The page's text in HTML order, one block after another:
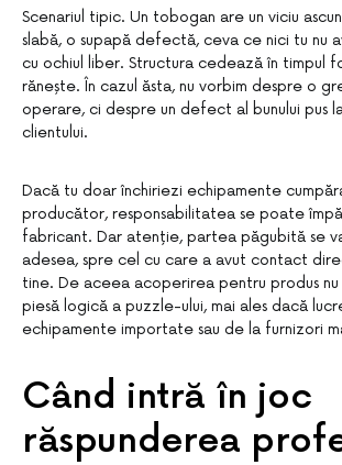
Scenariul tipic. Un tobogan are un viciu
slabă, o supapă defectă, ceva ce nici tu nu
cu ochiul liber. Structura cedează în timpul
rănește. În cazul ăsta, nu vorbim despre o
operare, ci despre un defect al bunului pus
clientului.
Dacă tu doar închiriezi echipamente
producător, responsabilitatea se poate
fabricant. Dar atenție, partea păgubită se
adesea, spre cel cu care a avut contact
tine. De aceea acoperirea pentru produs nu
piesă logică a puzzle-ului, mai ales dacă
echipamente importate sau de la furnizori
Când intră în joc
răspunderea